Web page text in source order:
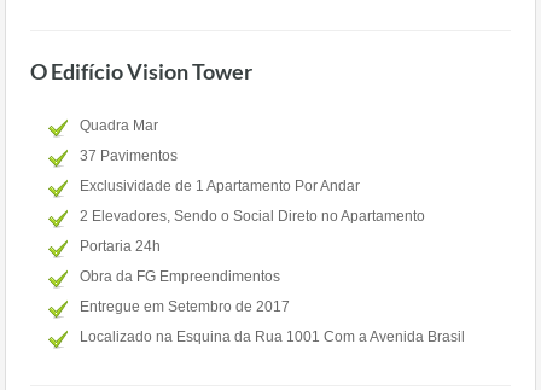
O Edifício Vision Tower
Quadra Mar
37 Pavimentos
Exclusividade de 1 Apartamento Por Andar
2 Elevadores, Sendo o Social Direto no Apartamento
Portaria 24h
Obra da FG Empreendimentos
Entregue em Setembro de 2017
Localizado na Esquina da Rua 1001 Com a Avenida Brasil